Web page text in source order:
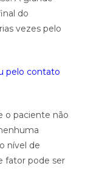
do
vezes pelo
pelo contato
o paciente não
nível de
fator pode ser